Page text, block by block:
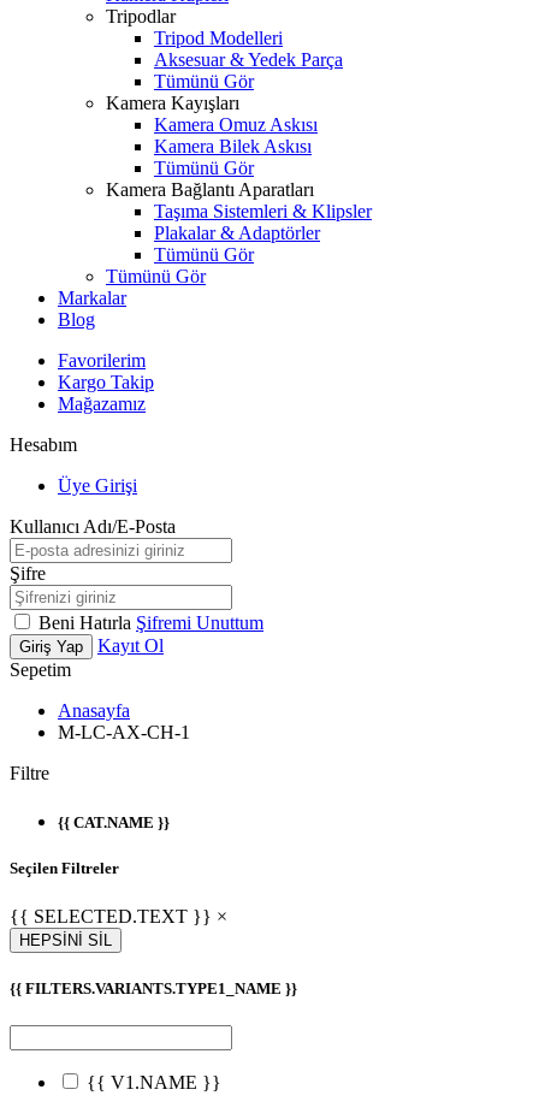
Tripodlar
Tripod Modelleri
Aksesuar & Yedek Parça
Tümünü Gör
Kamera Kayışları
Kamera Omuz Askısı
Kamera Bilek Askısı
Tümünü Gör
Kamera Bağlantı Aparatları
Taşıma Sistemleri & Klipsler
Plakalar & Adaptörler
Tümünü Gör
Tümünü Gör
Markalar
Blog
Favorilerim
Kargo Takip
Mağazamız
Hesabım
Üye Girişi
Kullanıcı Adı/E-Posta
Şifre
Beni Hatırla Şifremi Unuttum
Giriş Yap
Kayıt Ol
Sepetim
Anasayfa
M-LC-AX-CH-1
Filtre
{{ CAT.NAME }}
Seçilen Filtreler
{{ SELECTED.TEXT }} ×
HEPSİNİ SİL
{{ FILTERS.VARIANTS.TYPE1_NAME }}
{{ V1.NAME }}